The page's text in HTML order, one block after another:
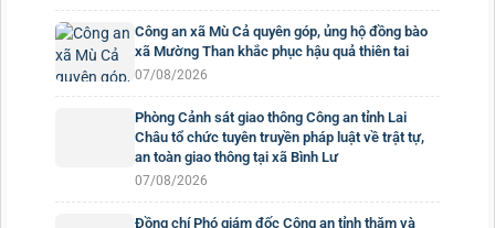
Công an xã Mù Cả quyên góp, ủng hộ đồng bào
xã Mường Than khắc phục hậu quả thiên tai
07/08/2026
Phòng Cảnh sát giao thông Công an tỉnh Lai
Châu tổ chức tuyên truyền pháp luật về trật tự,
an toàn giao thông tại xã Bình Lư
07/08/2026
Đồng chí Phó giám đốc Công an tỉnh thăm và